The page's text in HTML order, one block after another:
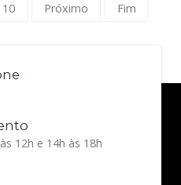
10 Próximo Fim
12h e 14h às 18h